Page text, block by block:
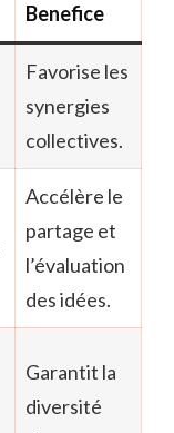
Benefice
Favorise les
synergies
collectives.
Accélère le
partage et
l’évaluation
des idées.
Garantit la
diversité